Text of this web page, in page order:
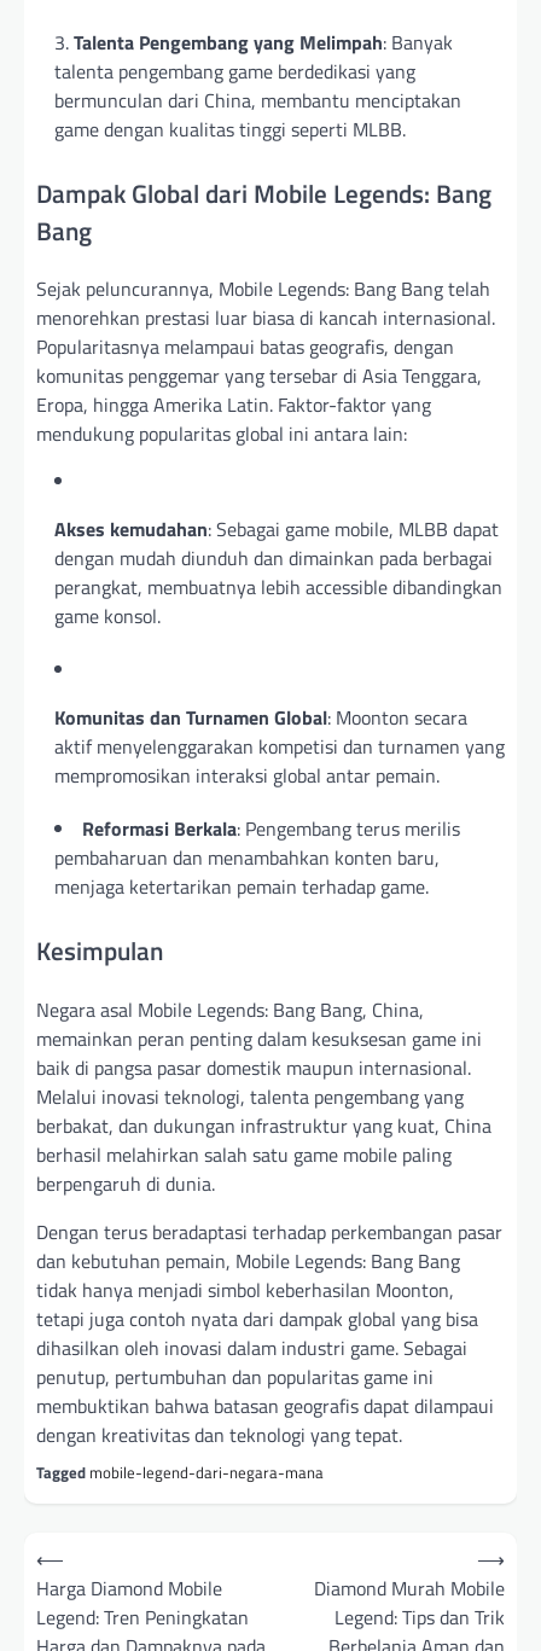
Talenta Pengembang yang Melimpah: Banyak
talenta pengembang game berdedikasi yang
bermunculan dari China, membantu menciptakan
game dengan kualitas tinggi seperti MLBB.
Dampak Global dari Mobile Legends: Bang
Bang
Sejak peluncurannya, Mobile Legends: Bang Bang telah
menorehkan prestasi luar biasa di kancah internasional.
Popularitasnya melampaui batas geografis, dengan
komunitas penggemar yang tersebar di Asia Tenggara,
Eropa, hingga Amerika Latin. Faktor-faktor yang
mendukung popularitas global ini antara lain:
Akses kemudahan: Sebagai game mobile, MLBB dapat
dengan mudah diunduh dan dimainkan pada berbagai
perangkat, membuatnya lebih accessible dibandingkan
game konsol.
Komunitas dan Turnamen Global: Moonton secara
aktif menyelenggarakan kompetisi dan turnamen yang
mempromosikan interaksi global antar pemain.
Reformasi Berkala: Pengembang terus merilis
pembaharuan dan menambahkan konten baru,
menjaga ketertarikan pemain terhadap game.
Kesimpulan
Negara asal Mobile Legends: Bang Bang, China,
memainkan peran penting dalam kesuksesan game ini
baik di pangsa pasar domestik maupun internasional.
Melalui inovasi teknologi, talenta pengembang yang
berbakat, dan dukungan infrastruktur yang kuat, China
berhasil melahirkan salah satu game mobile paling
berpengaruh di dunia.
Dengan terus beradaptasi terhadap perkembangan pasar
dan kebutuhan pemain, Mobile Legends: Bang Bang
tidak hanya menjadi simbol keberhasilan Moonton,
tetapi juga contoh nyata dari dampak global yang bisa
dihasilkan oleh inovasi dalam industri game. Sebagai
penutup, pertumbuhan dan popularitas game ini
membuktikan bahwa batasan geografis dapat dilampaui
dengan kreativitas dan teknologi yang tepat.
Tagged mobile-legend-dari-negara-mana
Post
navigation
⟵
Harga Diamond Mobile
Legend: Tren Peningkatan
Diamond Murah Mobile
Legend: Tips dan Trik
⟶